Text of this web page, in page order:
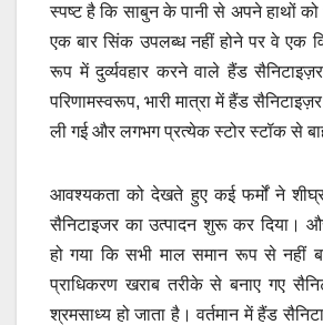
स्पष्ट है कि साबुन के पानी से अपने हाथों
एक बार सिंक उपलब्ध नहीं होने पर वे एक
रूप में दुर्व्यवहार करने वाले हैंड
परिणामस्वरूप, भारी मात्रा में हैंड
ली गई और लगभग प्रत्येक स्टोर स्टॉक से
आवश्यकता को देखते हुए कई फर्मों ने शीघ्र
सैनिटाइजर का उत्पादन शुरू कर दिया।
हो गया कि सभी माल समान रूप से नहीं
प्राधिकरण खराब तरीके से बनाए गए
श्रमसाध्य हो जाता है। वर्तमान में हैंड